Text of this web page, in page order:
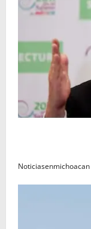
Noticiasenmichoacan